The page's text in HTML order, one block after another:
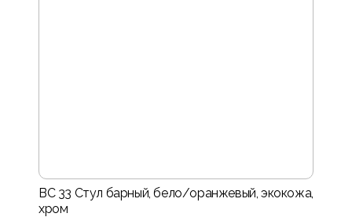
BC 33 Стул барный, бело/оранжевый, экокожа,
хром